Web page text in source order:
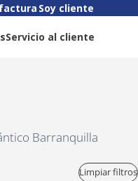
Soy cliente
Servicio al cliente
Barranquilla
Limpiar filtros